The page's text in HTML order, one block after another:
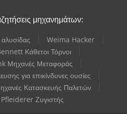
μηχανημάτων:
Weima Hacker
Κάθετοι Τόρνοι
Μηχανές Μεταφοράς
για επικίνδυνες ουσίες
Κατασκευής Παλετών
Ζυγιστής